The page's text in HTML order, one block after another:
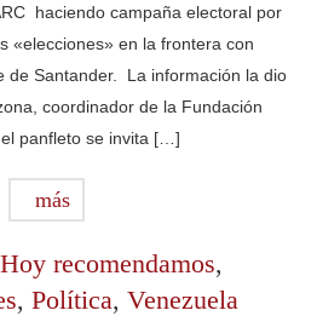
haciendo campaña electoral por
«elecciones» en la frontera con
de Santander. La información la dio
coordinador de la Fundación
panfleto se invita […]
más
Hoy recomendamos,
, Política, Venezuela